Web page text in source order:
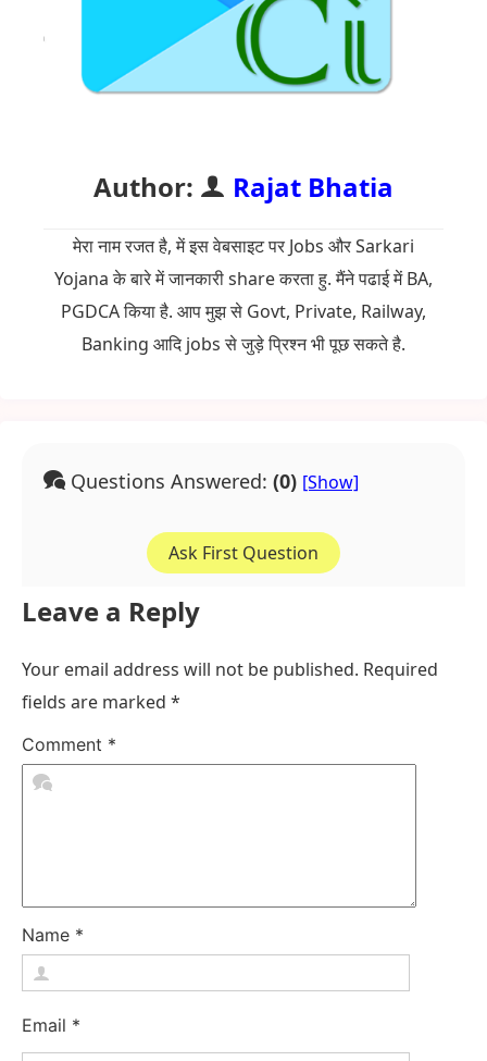
Author: Rajat Bhatia
मेरा नाम रजत है, में इस वेबसाइट पर Jobs और Sarkari
Yojana के बारे में जानकारी share करता हु. मैंने पढाई में BA,
PGDCA किया है. आप मुझ से Govt, Private, Railway,
Banking आदि jobs से जुड़े प्रिश्न भी पूछ सकते है.
Questions Answered: (0)
Ask First Question
Leave a Reply
Your email address will not be published. Required
fields are marked *
Comment *
Name *
Email *